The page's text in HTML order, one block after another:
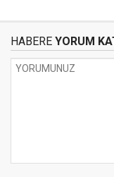
HABERE YORUM